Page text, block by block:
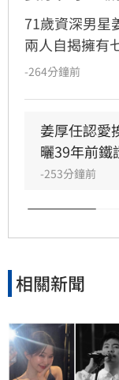
71歲資深男星
兩人自揭擁有
譽為全方位學
助管理跨領
術成就外，
連續擲出42
愛，以理性思
技、文化與農
命。
-264分鐘前
姜厚任認愛
曬39年前鐵
-253分鐘前
相關新聞